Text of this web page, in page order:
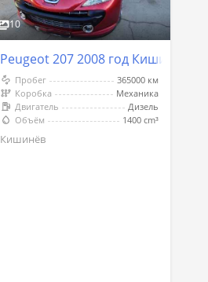
10
Peugeot 207 2008 год Кишинёв
Пробег
365000 км
Коробка
Механика
Двигатель
Дизель
Объём
1400 cm³
Кишинёв